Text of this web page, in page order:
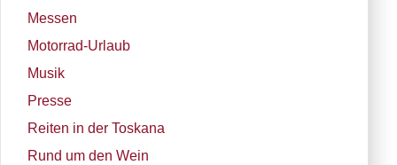
Messen
Motorrad-Urlaub
Musik
Presse
Reiten in der Toskana
Rund um den Wein